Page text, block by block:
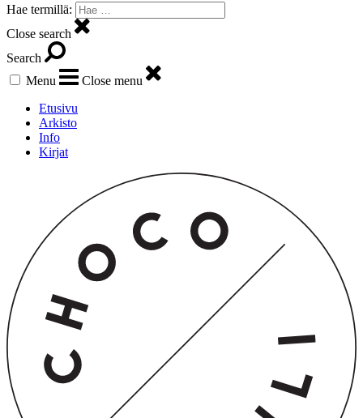
Hae termillä:
Close search
Search
Menu
Close menu
Etusivu
Arkisto
Info
Kirjat